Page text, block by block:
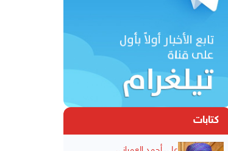
كتابات
علي أحمد العمراني